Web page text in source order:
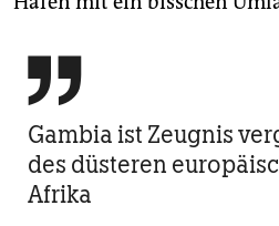

Gambia ist Zeugnis
des düsteren
Afrika